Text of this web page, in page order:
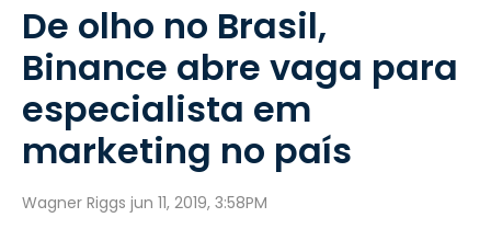
De olho no Brasil,
Binance abre vaga para
especialista em
marketing no país
Wagner Riggs jun 11, 2019, 3:58PM